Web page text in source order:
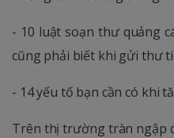
- 10 luật soạn thư quảng
cũng phải biết khi gửi thư
- 14 yếu tố bạn cần có khi
Trên thị trường tràn ngập